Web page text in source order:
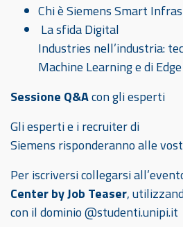
Chi è Siemens Smart
La sfida Digital
Industries nell’industria:
Machine Learning e di
Sessione Q&Acon gli esperti
Gli esperti e i recruiter di
Siemens risponderanno alle
Per iscriversi collegarsi
Center by Job Teaser,
con il dominio @studenti.unipi.it